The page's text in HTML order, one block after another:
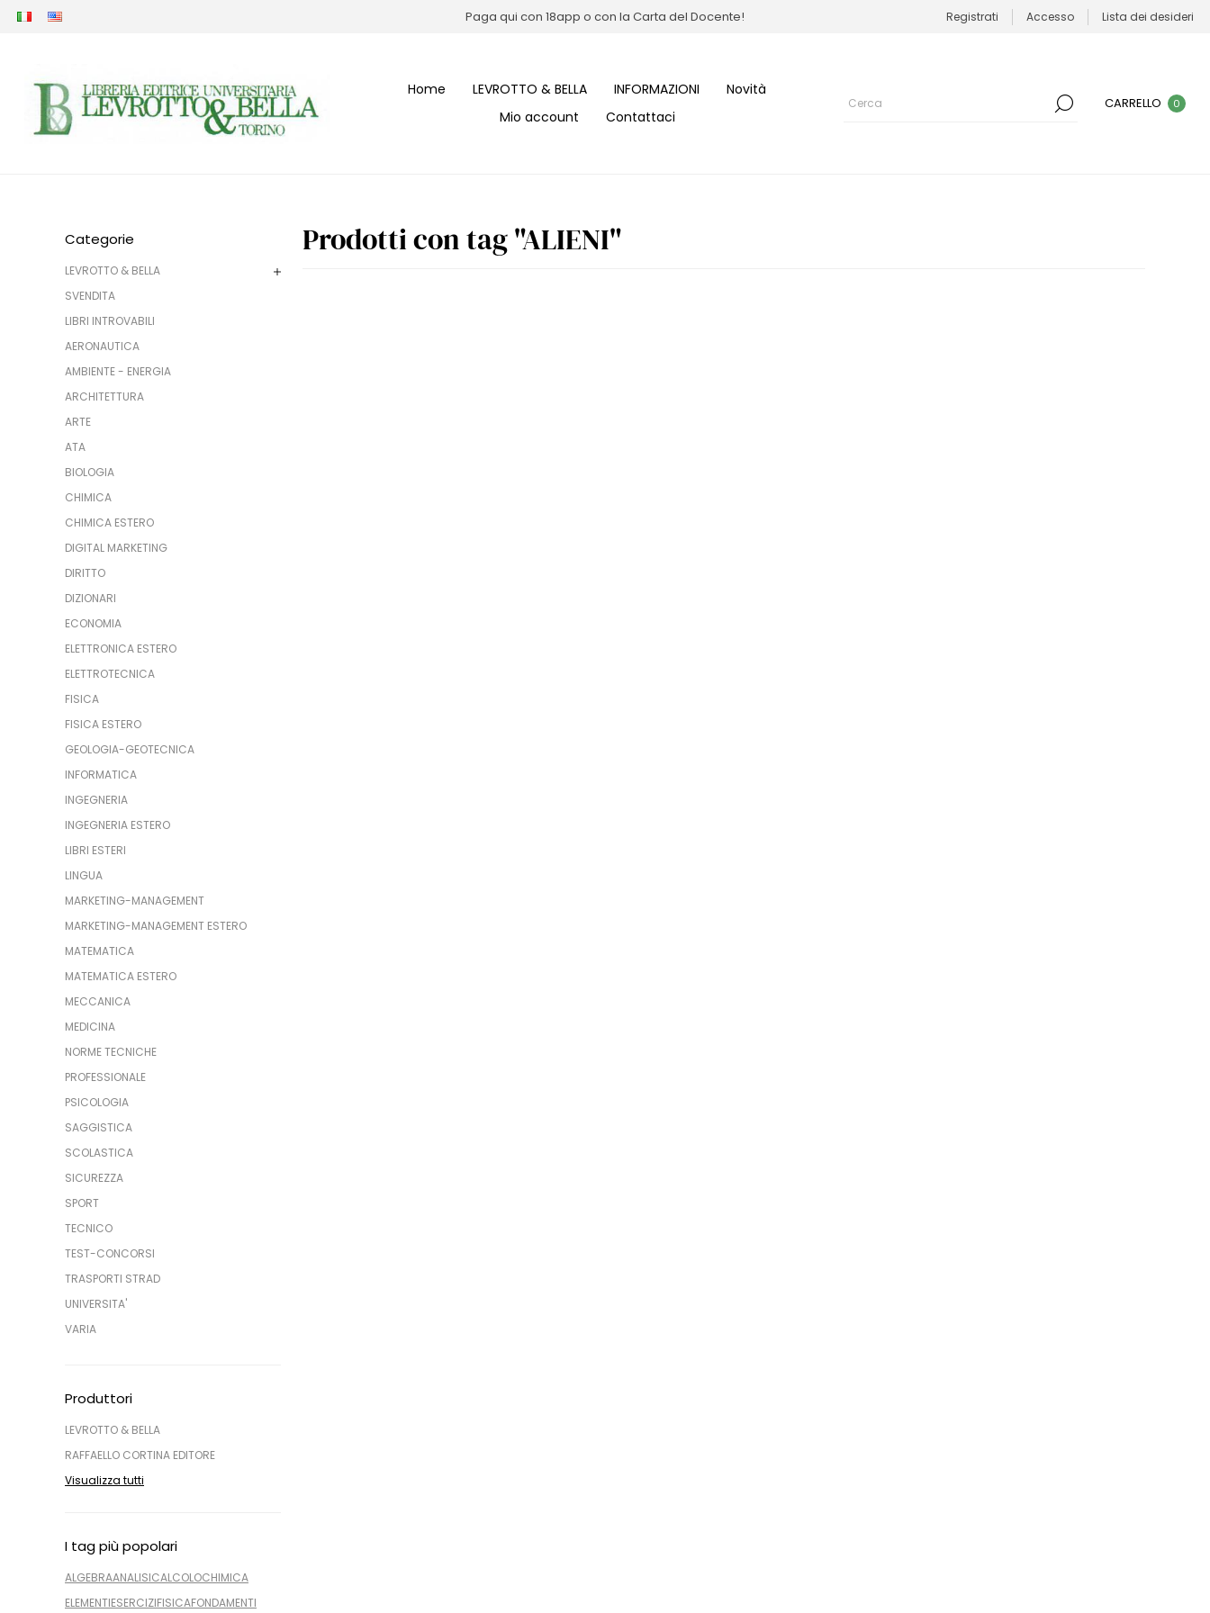
Paga qui con 18app o con la Carta del Docente! Registrati Accesso Lista dei desideri
Home LEVROTTO & BELLA INFORMAZIONI
Novità
Mio account
Contattaci
CARRELLO 0
Categorie
LEVROTTO & BELLA
SVENDITA
LIBRI INTROVABILI
AERONAUTICA
AMBIENTE - ENERGIA
ARCHITETTURA
ARTE
ATA
BIOLOGIA
CHIMICA
CHIMICA ESTERO
DIGITAL MARKETING
DIRITTO
DIZIONARI
ECONOMIA
ELETTRONICA ESTERO
ELETTROTECNICA
FISICA
FISICA ESTERO
GEOLOGIA-GEOTECNICA
INFORMATICA
INGEGNERIA
INGEGNERIA ESTERO
LIBRI ESTERI
LINGUA
MARKETING-MANAGEMENT
MARKETING-MANAGEMENT ESTERO
MATEMATICA
MATEMATICA ESTERO
MECCANICA
MEDICINA
NORME TECNICHE
PROFESSIONALE
PSICOLOGIA
SAGGISTICA
SCOLASTICA
SICUREZZA
SPORT
TECNICO
TEST-CONCORSI
TRASPORTI STRAD
UNIVERSITA'
VARIA
Produttori
LEVROTTO & BELLA
RAFFAELLO CORTINA EDITORE
Visualizza tutti
I tag più popolari
ALGEBRAANALISICALCOLOCHIMICA
ELEMENTIESERCIZIFISICAFONDAMENTI
Prodotti con tag "ALIENI"